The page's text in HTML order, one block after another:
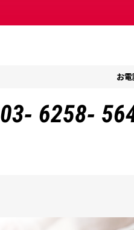
お
03- 6258-